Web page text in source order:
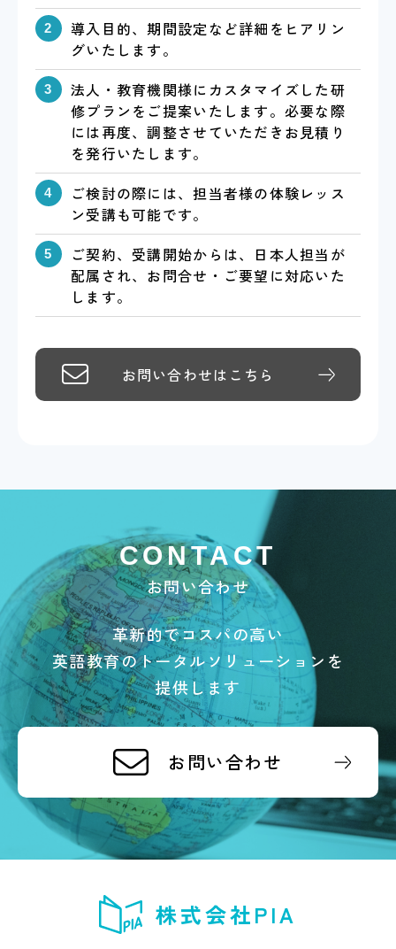
導入目的、期間設定など詳細をヒアリン
グいたします。
法人・教育機関様にカスタマイズした研
修プランをご提案いたします。必要な際
には再度、調整させていただきお見積り
を発行いたします。
ご検討の際には、担当者様の体験レッス
ン受講も可能です。
ご契約、受講開始からは、日本人担当が
配属され、お問合せ・ご要望に対応いた
します。
お問い合わせはこちら
CONTACT
お問い合わせ
革新的でコスパの高い
英語教育のトータルソリューションを
提供します
お問い合わせ
株式会社PIA